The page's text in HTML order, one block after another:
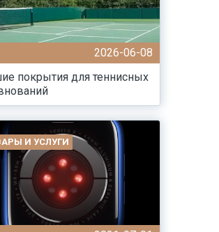
2026-06-08
покрытия для теннисных
И УСЛУГИ